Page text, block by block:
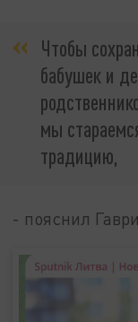
Чтобы
бабушек и
мы
традицию,
- пояснил